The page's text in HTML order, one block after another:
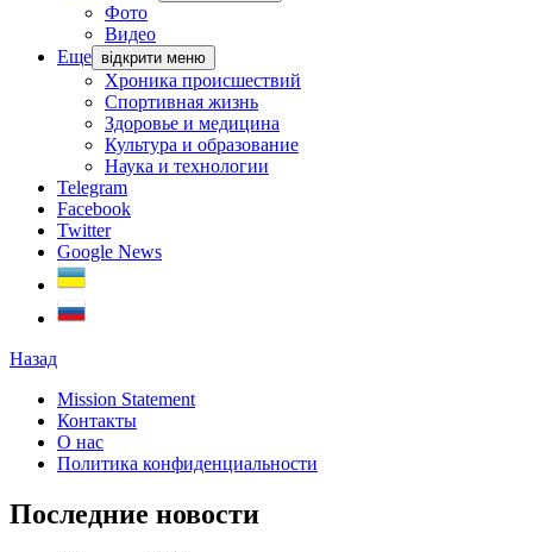
Фото
Видео
Еще відкрити меню
Хроника происшествий
Спортивная жизнь
Здоровье и медицина
Культура и образование
Наука и технологии
Telegram
Facebook
Twitter
Google News
Назад
Mission Statement
Контакты
О нас
Политика конфиденциальности
Последние новости